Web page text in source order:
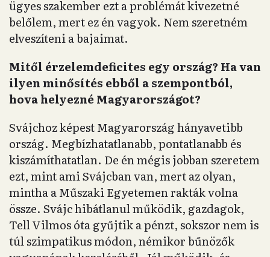
ügyes szakember ezt a problémát kivezetné
belőlem, mert ez én vagyok. Nem szeretném
elveszíteni a bajaimat.
Mitől érzelemdeficites egy ország? Ha van
ilyen minősítés ebből a szempontból,
hova helyezné Magyarországot?
Svájchoz képest Magyarország hányavetibb
ország. Megbízhatatlanabb, pontatlanabb és
kiszámíthatatlan. De én mégis jobban szeretem
ezt, mint ami Svájcban van, mert az olyan,
mintha a Műszaki Egyetemen rakták volna
össze. Svájc hibátlanul működik, gazdagok,
Tell Vilmos óta gyűjtik a pénzt, sokszor nem is
túl szimpatikus módon, némikor bűnözők